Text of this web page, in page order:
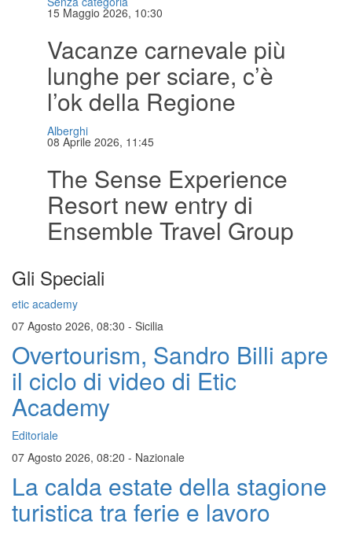
15 Maggio 2026, 10:30
Vacanze carnevale più
lunghe per sciare, c’è
l’ok della Regione
Alberghi
08 Aprile 2026, 11:45
The Sense Experience
Resort new entry di
Ensemble Travel Group
Gli Speciali
etic academy
07 Agosto 2026, 08:30 - Sicilia
Overtourism, Sandro Billi apre
il ciclo di video di Etic
Academy
Editoriale
07 Agosto 2026, 08:20 - Nazionale
La calda estate della stagione
turistica tra ferie e lavoro